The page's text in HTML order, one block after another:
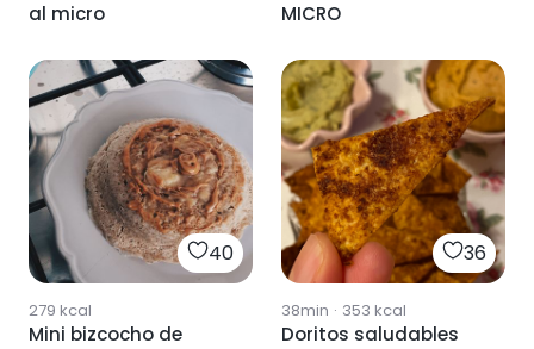
al micro
MICRO
40
279 kcal
Mini bizcocho de
36
38min · 353 kcal
Doritos saludables